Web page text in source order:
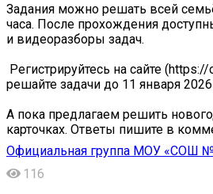
Задания можно решать всей
часа. После прохождения
и видеоразборы задач.
Регистрируйтесь на сайте
решайте задачи до 11 января
А пока предлагаем решить
карточках. Ответы пишите в
Официальная группа МОУ «СОШ
116